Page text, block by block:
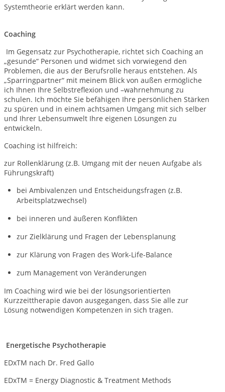
Systemtheorie erklärt werden kann.
Coaching
Im Gegensatz zur Psychotherapie, richtet sich Coaching an
„gesunde“ Personen und widmet sich vorwiegend den
Problemen, die aus der Berufsrolle heraus entstehen. Als
„Sparringpartner“ mit meinem Blick von außen ermögliche
ich Ihnen Ihre Selbstreflexion und –wahrnehmung zu
schulen. Ich möchte Sie befähigen Ihre persönlichen Stärken
zu spüren und in einem achtsamen Umgang mit sich selber
und Ihrer Lebensumwelt Ihre eigenen Lösungen zu
entwickeln.
Coaching ist hilfreich:
zur Rollenklärung (z.B. Umgang mit der neuen Aufgabe als
Führungskraft)
bei Ambivalenzen und Entscheidungsfragen (z.B.
Arbeitsplatzwechsel)
bei inneren und äußeren Konflikten
zur Zielklärung und Fragen der Lebensplanung
zur Klärung von Fragen des Work-Life-Balance
zum Management von Veränderungen
Im Coaching wird wie bei der lösungsorientierten
Kurzzeittherapie davon ausgegangen, dass Sie alle zur
Lösung notwendigen Kompetenzen in sich tragen.
Energetische Psychotherapie
EDxTM nach Dr. Fred Gallo
EDxTM = Energy Diagnostic & Treatment Methods